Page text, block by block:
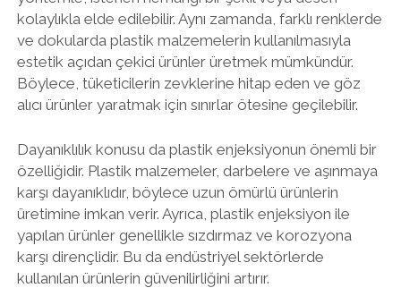
kolaylıkla elde edilebilir. Aynı zamanda, farklı renklerde
ve dokularda plastik malzemelerin kullanılmasıyla
estetik açıdan çekici ürünler üretmek mümkündür.
Böylece, tüketicilerin zevklerine hitap eden ve göz
alıcı ürünler yaratmak için sınırlar ötesine geçilebilir.
Dayanıklılık konusu da plastik enjeksiyonun önemli bir
özelliğidir. Plastik malzemeler, darbelere ve aşınmaya
karşı dayanıklıdır, böylece uzun ömürlü ürünlerin
üretimine imkan verir. Ayrıca, plastik enjeksiyon ile
yapılan ürünler genellikle sızdırmaz ve korozyona
karşı dirençlidir. Bu da endüstriyel sektörlerde
kullanılan ürünlerin güvenilirliğini artırır.